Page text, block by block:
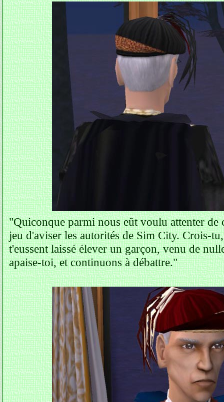
"Quiconque parmi nous eût voulu attenter de
jeu d'aviser les autorités de Sim City. Crois-
t'eussent laissé élever un garçon, venu de
apaise-toi, et continuons à débattre."